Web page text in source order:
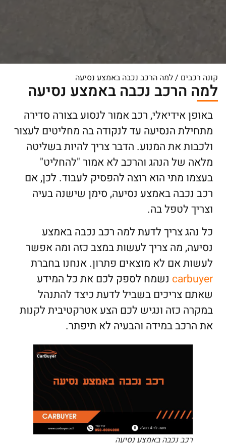
קונה רכבים /למה הרכב נכבה באמצע נסיעה
למה הרכב נכבה באמצע נסיעה
באופן אידיאלי, רכב אמור לנסוע בצורה סדירה
מתחילת הנסיעה עד לנקודה בה מחליטים לעצור
ולכבות את המנוע. הדבר צריך להיות בשליטה
מלאה של הנהג והרכב לא אמור "להחליט"
בעצמו מתי הוא רוצה להפסיק לעבוד. לכן, אם
רכב נכבה באמצע נסיעה, סימן שישנה בעיה
וצריך לטפל בה.
כל נהג צריך לדעת למה רכב נכבה באמצע
נסיעה, מה צריך לעשות במצב כזה ומה אפשר
לעשות אם לא מוצאים פתרון. אנחנו בחברת
carbuyer נשמח לספק לכם את כל המידע
שאתם צריכים בשביל לדעת כיצד להתנהל
במקרה כזה ונגיש לכם הצע אטרקטיבית לקנות
את הרכב במידה והבעיה לא תיפתר.
רכב נכבה באמצע נסיעה